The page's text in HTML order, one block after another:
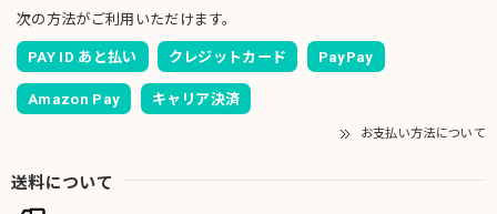
次の方法がご利用いただけます。
PAY ID あと払い クレジットカード PayPay
Amazon Pay キャリア決済
お支払い方法について
送料について